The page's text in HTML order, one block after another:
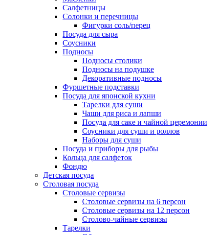
Салфетницы
Солонки и перечницы
Фигурки соль/перец
Посуда для сыра
Соусники
Подносы
Подносы столики
Подносы на подушке
Декоративные подносы
Фуршетные подставки
Посуда для японской кухни
Тарелки для суши
Чаши для риса и лапши
Посуда для саке и чайной церемонии
Соусники для суши и роллов
Наборы для суши
Посуда и приборы для рыбы
Кольца для салфеток
Фондю
Детская посуда
Столовая посуда
Столовые сервизы
Столовые сервизы на 6 персон
Столовые сервизы на 12 персон
Столово-чайные сервизы
Тарелки